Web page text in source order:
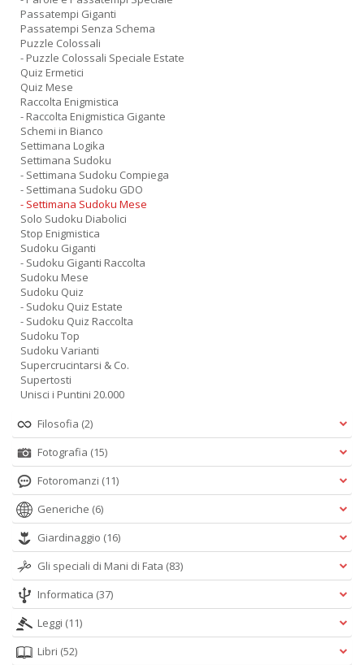
Passatempi Giganti
Passatempi Senza Schema
Puzzle Colossali
- Puzzle Colossali Speciale Estate
Quiz Ermetici
Quiz Mese
Raccolta Enigmistica
- Raccolta Enigmistica Gigante
Schemi in Bianco
Settimana Logika
Settimana Sudoku
- Settimana Sudoku Compiega
- Settimana Sudoku GDO
- Settimana Sudoku Mese
Solo Sudoku Diabolici
Stop Enigmistica
Sudoku Giganti
- Sudoku Giganti Raccolta
Sudoku Mese
Sudoku Quiz
- Sudoku Quiz Estate
- Sudoku Quiz Raccolta
Sudoku Top
Sudoku Varianti
Supercrucintarsi & Co.
Supertosti
Unisci i Puntini 20.000
Filosofia (2)
Fotografia (15)
Fotoromanzi (11)
Generiche (6)
Giardinaggio (16)
Gli speciali di Mani di Fata (83)
Informatica (37)
Leggi (11)
Libri (52)